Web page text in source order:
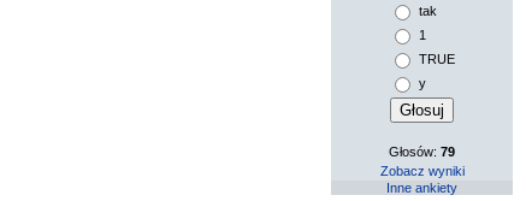
tak
1
TRUE
y
Głosów:79
Zobacz wyniki
Inne ankiety